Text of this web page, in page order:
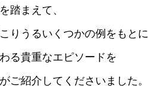
踏まえて、
りうるいくつかの例をもとに
る貴重なエピソードを
ご紹介してくださいました。